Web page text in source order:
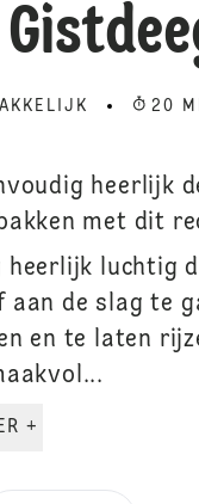
20
heerlijk
met dit
luchtig
de slag te
en te laten
LEES VERDER +